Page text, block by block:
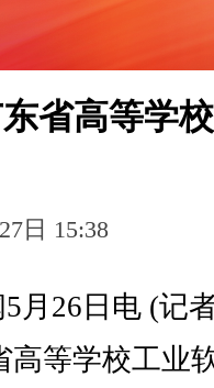
省高等学
日 15:38
26日电 (记
高等学校工业